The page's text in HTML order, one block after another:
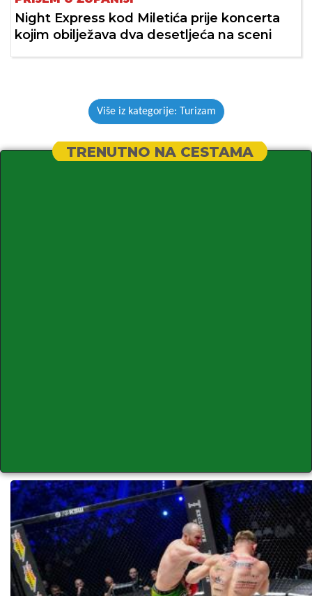
Night Express kod Miletića prije koncerta
kojim obilježava dva desetljeća na sceni
Više iz kategorije: Turizam
TRENUTNO NA CESTAMA